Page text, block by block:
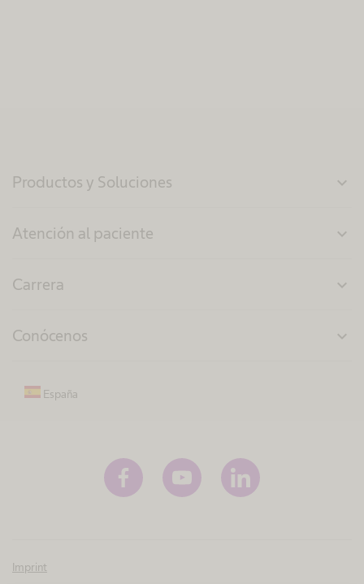
Productos y Soluciones expand_more
Atención al paciente expand_more
Carrera expand_more
Conócenos expand_more
España
Imprint